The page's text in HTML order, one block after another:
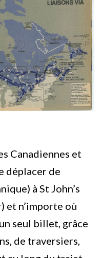
Canadiennes et
déplacer de
à St John’s
et n’importe où
seul billet, grâce
de traversiers,